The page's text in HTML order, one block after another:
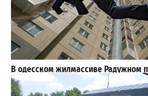
В одесском жилмассиве Радужном
мужчина: что известно
27-07-2026 в 13:47